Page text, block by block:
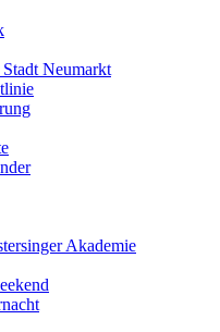
Neumarkt
Akademie